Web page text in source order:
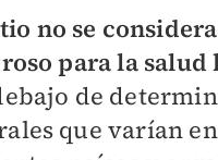
no se considera
para la salud
de
que varían